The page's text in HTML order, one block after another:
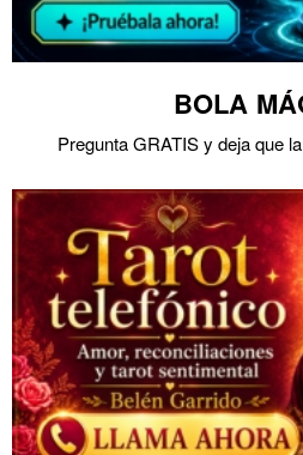
BOLA
Pregunta GRATIS y deja que